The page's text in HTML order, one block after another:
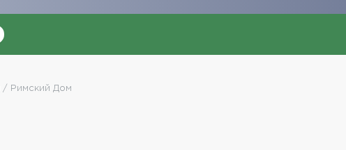
/ Римский Дом